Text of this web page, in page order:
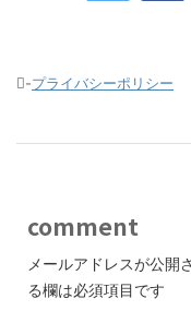
-プライバシーポリシー
comment
メールアドレスが公開
る欄は必須項目です